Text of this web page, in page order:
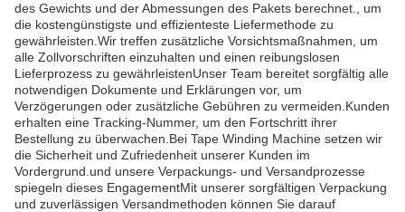
des Gewichts und der Abmessungen des Pakets berechnet., um
die kostengünstigste und effizienteste Liefermethode zu
gewährleisten.Wir treffen zusätzliche Vorsichtsmaßnahmen, um
alle Zollvorschriften einzuhalten und einen reibungslosen
Lieferprozess zu gewährleistenUnser Team bereitet sorgfältig alle
notwendigen Dokumente und Erklärungen vor, um
Verzögerungen oder zusätzliche Gebühren zu vermeiden.Kunden
erhalten eine Tracking-Nummer, um den Fortschritt ihrer
Bestellung zu überwachen.Bei Tape Winding Machine setzen wir
die Sicherheit und Zufriedenheit unserer Kunden im
Vordergrund.und unsere Verpackungs- und Versandprozesse
spiegeln dieses EngagementMit unserer sorgfältigen Verpackung
und zuverlässigen Versandmethoden können Sie darauf